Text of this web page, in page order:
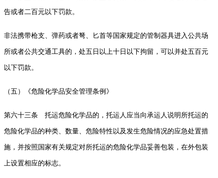
告或者二百元以下罚款。
非法携带枪支、弹药或者弩、匕首等国家规定的管制器具进入公共场
所或者公共交通工具的，处五日以上十日以下拘留，可以并处五百元
以下罚款。
（五）《危险化学品安全管理条例》
第六十三条 托运危险化学品的，托运人应当向承运人说明所托运的
危险化学品的种类、数量、危险特性以及发生危险情况的应急处置措
施，并按照国家有关规定对所托运的危险化学品妥善包装，在外包装
上设置相应的标志。